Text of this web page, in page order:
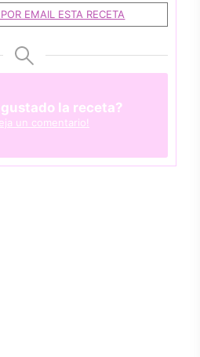
EMAIL ESTA RECETA
gustado la receta?
un comentario!